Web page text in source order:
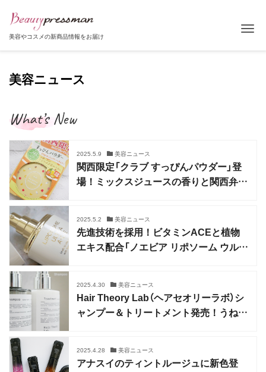
美容やコスメの新商品情報をお届け
美容ニュース
What’s New
2025.5.9 美容ニュース
関西限定「クラブ すっぴんパウダー」登
場！ミックスジュースの香りと関西弁パ
2025.5.2 美容ニュース
先進技術を採用！ビタミンACEと植物
エキス配合「ノエビア リポソーム ウルト
2025.4.30 美容ニュース
Hair Theory Lab（ヘアセオリーラボ）シ
ャンプー＆トリートメント発売！うねり
2025.4.28 美容ニュース
アナスイのティントルージュに新色登